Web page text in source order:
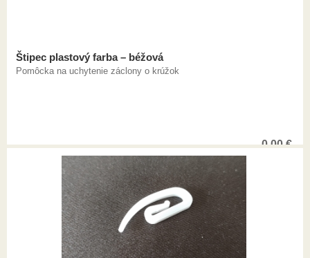
Štipec plastový farba – béžová
Pomôcka na uchytenie záclony o krúžok
0,00€